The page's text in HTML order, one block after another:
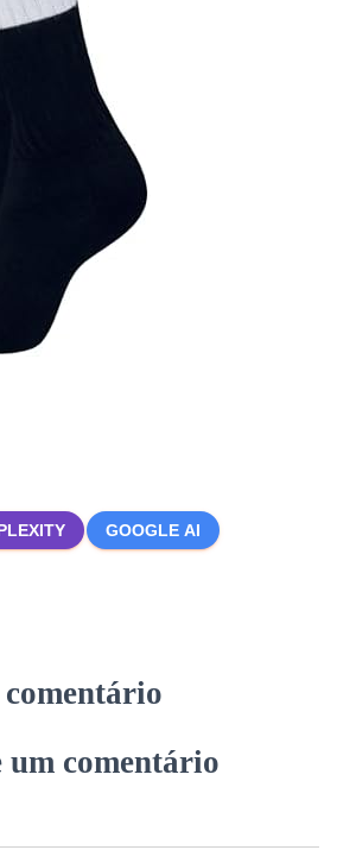
GOOGLE AI
comentário
um comentário